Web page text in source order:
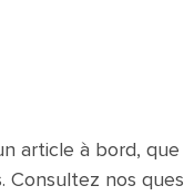
article à bord,
nos